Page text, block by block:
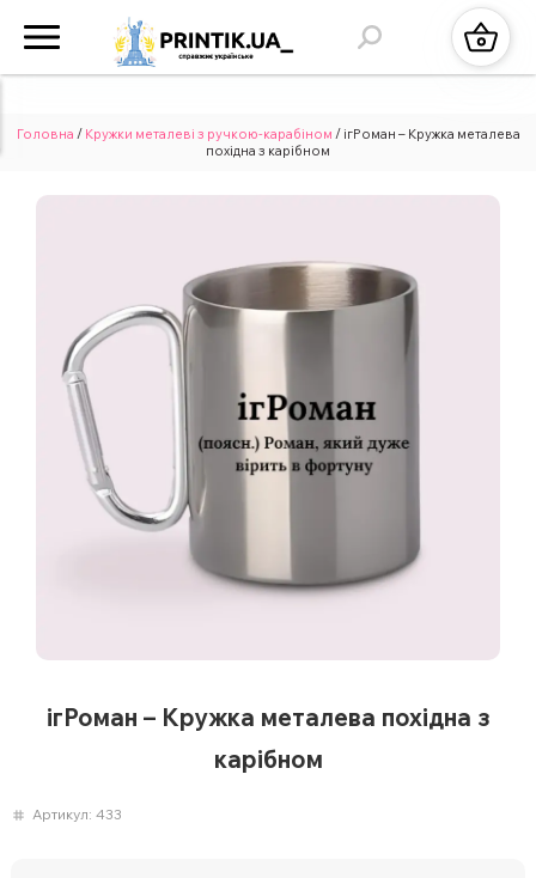
Головна / Кружки металеві з ручкою-карабіном / ігРоман – Кружка металева
похідна з карібном
ігРоман – Кружка металева похідна з
карібном
Артикул: 433